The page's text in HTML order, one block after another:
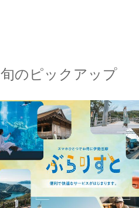
旬のピックアップ